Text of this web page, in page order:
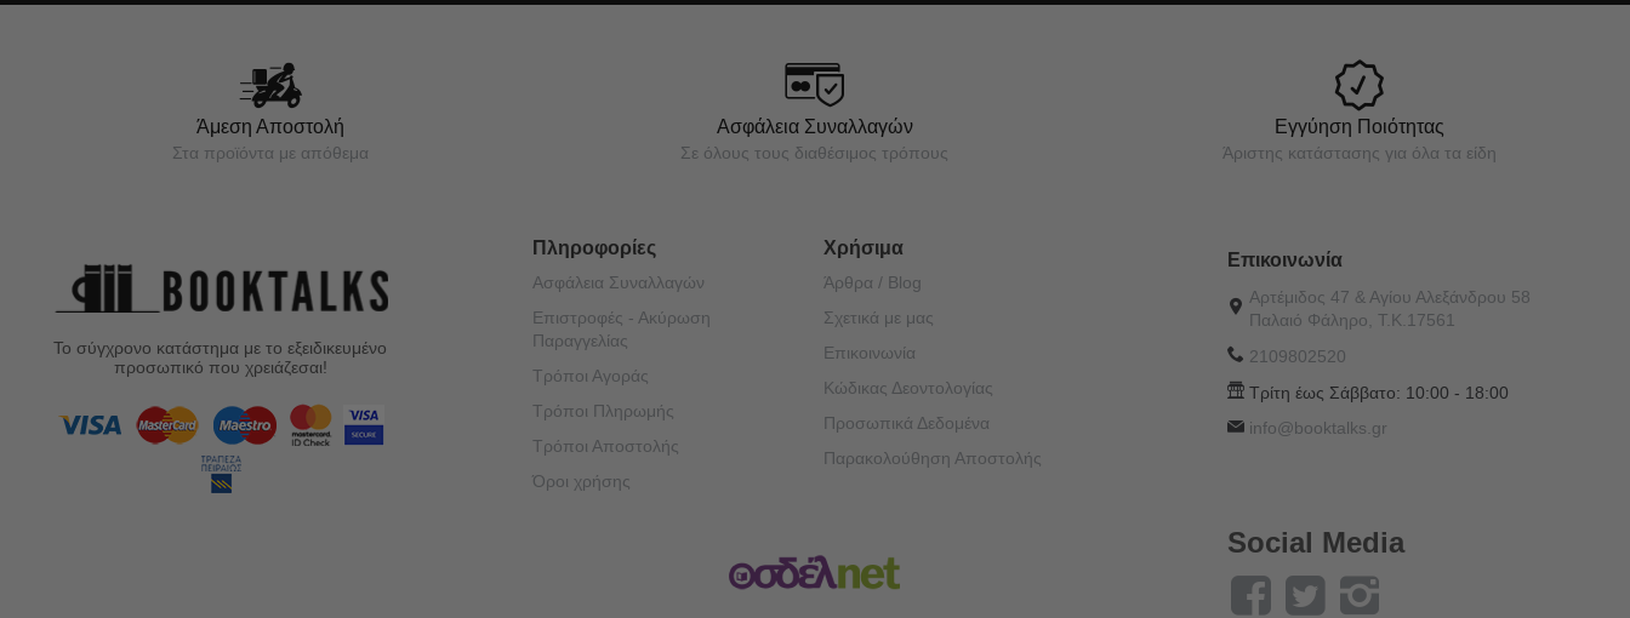
Άμεση Αποστολή
Στα προϊόντα με απόθεμα
Ασφάλεια Συναλλαγών
Σε όλους τους διαθέσιμος τρόπους
Εγγύηση Ποιότητας
Άριστης κατάστασης για όλα τα είδη
Το σύγχρονο κατάστημα με το εξειδικευμένο
προσωπικό που χρειάζεσαι!
Πληροφορίες
Ασφάλεια Συναλλαγών
Επιστροφές - Ακύρωση
Παραγγελίας
Τρόποι Αγοράς
Τρόποι Πληρωμής
Τρόποι Αποστολής
Όροι χρήσης
Χρήσιμα
Άρθρα / Blog
Σχετικά με μας
Επικοινωνία
Κώδικας Δεοντολογίας
Προσωπικά Δεδομένα
Παρακολούθηση Αποστολής
Επικοινωνία
Αρτέμιδος 47 & Αγίου Αλεξάνδρου 58
Παλαιό Φάληρο, Τ.Κ.17561
2109802520
Τρίτη έως Σάββατο: 10:00 - 18:00
info@booktalks.gr
Social Media